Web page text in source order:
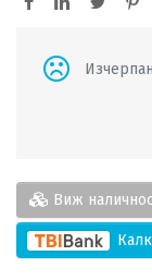
Изчерпан
Виж